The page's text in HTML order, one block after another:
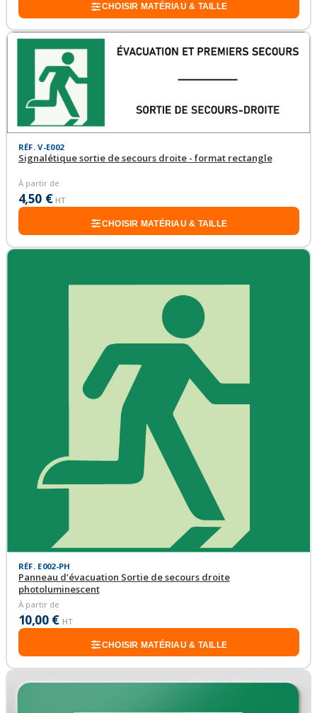
CHOISIR MATÉRIAU & TAILLE
RÉF. V-E002
Signalétique sortie de secours droite - format rectangle
À partir de
4,50 € HT
CHOISIR MATÉRIAU & TAILLE
RÉF. E002-PH
Panneau d’évacuation Sortie de secours droite
photoluminescent
À partir de
10,00 € HT
CHOISIR MATÉRIAU & TAILLE